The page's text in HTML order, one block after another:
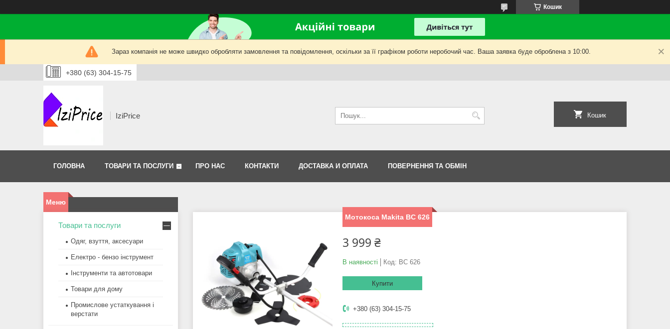
Кошик
Зараз компанія не може швидко обробляти замовлення та повідомлення, оскільки за її графіком роботи неробочий час. Ваша заявка буде оброблена з 10:00.
+380 (63) 304-15-75
IziPrice Кошик
ГОЛОВНА ТОВАРИ ТА ПОСЛУГИ ПРО НАС КОНТАКТИ ДОСТАВКА И ОПЛАТА ПОВЕРНЕННЯ ТА ОБМІН
Мотокоса Makita BC 626
3 999 ₴
В наявності Код: BC 626
Купити
+380 (63) 304-15-75
Товари та послуги
Одяг, взуття, аксесуари
Електро - бензо інструмент
Інструменти та автотовари
Товари для дому
Промислове устаткування і
верстати